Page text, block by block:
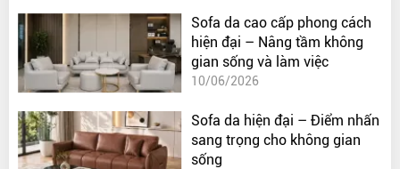
Sofa da cao cấp phong cách
hiện đại – Nâng tầm không
gian sống và làm việc
10/06/2026
Sofa da hiện đại – Điểm nhấn
sang trọng cho không gian
sống